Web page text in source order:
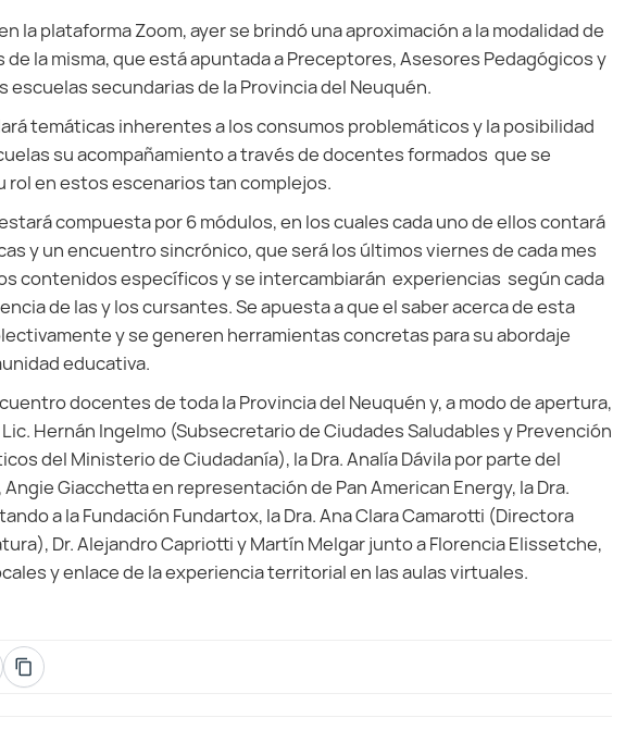
la plataforma Zoom, ayer se brindó una aproximación a la modalidad de
la misma, que está apuntada a Preceptores, Asesores Pedagógicos y
secundarias de la Provincia del Neuquén.
temáticas inherentes a los consumos problemáticos y la posibilidad
su acompañamiento a través de docentes formados que se
rol en estos escenarios tan complejos.
compuesta por 6 módulos, en los cuales cada uno de ellos contará
y un encuentro sincrónico, que será los últimos viernes de cada mes
contenidos específicos y se intercambiarán experiencias según cada
de las y los cursantes. Se apuesta a que el saber acerca de esta
y se generen herramientas concretas para su abordaje
educativa.
docentes de toda la Provincia del Neuquén y, a modo de apertura,
Hernán Ingelmo (Subsecretario de Ciudades Saludables y Prevención
del Ministerio de Ciudadanía), la Dra. Analía Dávila por parte del
Giacchetta en representación de Pan American Energy, la Dra.
a la Fundación Fundartox, la Dra. Ana Clara Camarotti (Directora
Dr. Alejandro Capriotti y Martín Melgar junto a Florencia Elissetche,
y enlace de la experiencia territorial en las aulas virtuales.